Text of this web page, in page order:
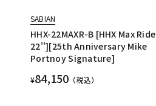
SABIAN
HHX-22MAXR-B [HHX Max Ride
22''][25th Anniversary Mike
Portnoy Signature]
¥84,150 （税込）